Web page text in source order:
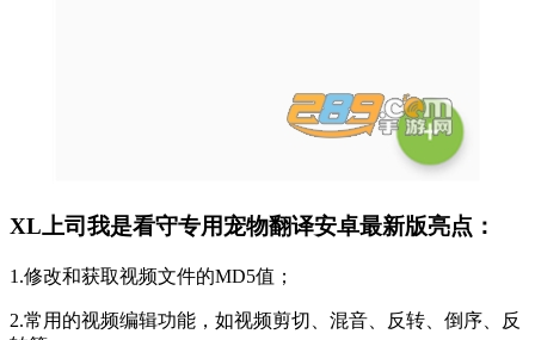
XL上司我是看守专用宠物翻译安卓最新版亮点：
1.修改和获取视频文件的MD5值；
2.常用的视频编辑功能，如视频剪切、混音、反转、倒序、反